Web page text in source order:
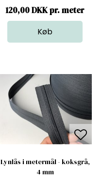
120,00 DKK pr. meter
Lynlås i metermål - koksgrå,
4 mm